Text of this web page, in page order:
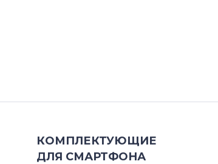
КОМПЛЕКТУЮЩИЕ
ДЛЯ СМАРТФОНА